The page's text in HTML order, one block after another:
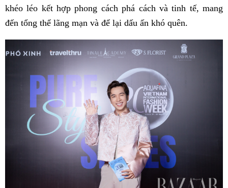
khéo léo kết hợp phong cách phá cách và tinh tế, mang
đến tổng thể lãng mạn và để lại dấu ấn khó quên.